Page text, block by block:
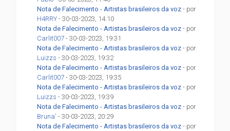
Nota de Falecimento - Artistas brasileiros da voz - por
H4RRY - 30-03-2023, 14:10
Nota de Falecimento - Artistas brasileiros da voz - por
Carlit007 - 30-03-2023, 19:31
Nota de Falecimento - Artistas brasileiros da voz - por
Luizzs - 30-03-2023, 19:32
Nota de Falecimento - Artistas brasileiros da voz - por
Carlit007 - 30-03-2023, 19:35
Nota de Falecimento - Artistas brasileiros da voz - por
Luizzs - 30-03-2023, 19:39
Nota de Falecimento - Artistas brasileiros da voz - por
Bruna' - 30-03-2023, 20:29
Nota de Falecimento - Artistas brasileiros da voz - por